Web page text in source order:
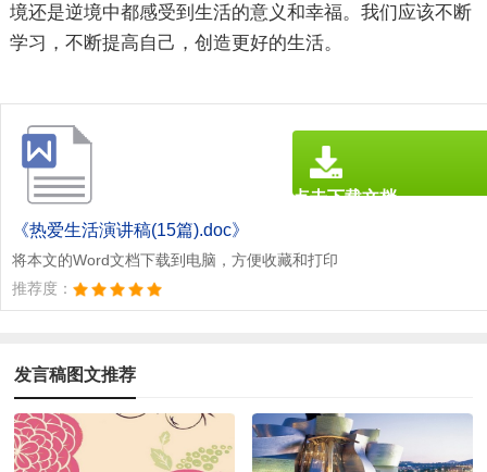
境还是逆境中都感受到生活的意义和幸福。我们应该不断
学习，不断提高自己，创造更好的生活。
《热爱生活演讲稿(15篇).doc》
将本文的Word文档下载到电脑，方便收藏和打印
推荐度：
点击下载文档
发言稿图文推荐